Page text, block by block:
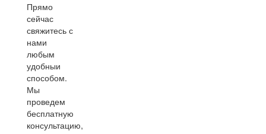
Прямо
сейчас
свяжитесь с
нами
любым
удобныи
способом.
Мы
проведем
бесплатную
консультацию,